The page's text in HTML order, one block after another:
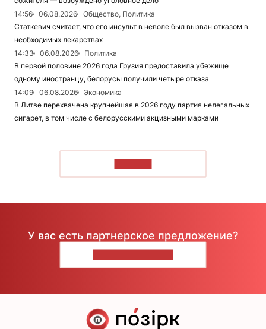
14:56
06.08.2026
Общество, Политика
Статкевич считает, что его инсульт в неволе был вызван отказом в
необходимых лекарствах
14:33
06.08.2026
Политика
В первой половине 2026 года Грузия предоставила убежище
одному иностранцу, белорусы получили четыре отказа
14:09
06.08.2026
Экономика
В Литве перехвачена крупнейшая в 2026 году партия нелегальных
сигарет, в том числе с белорусскими акцизными марками
У вас есть партнерское предложение?